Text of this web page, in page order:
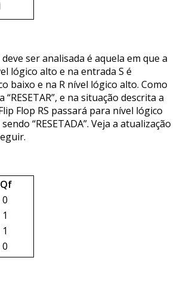
ser analisada é aquela em que a
lógico alto e na entrada S é
baixo e na R nível lógico alto. Como
e na situação descrita a
Flop RS passará para nível lógico
“RESETADA”. Veja a atualização
Qf
0
1
1
0